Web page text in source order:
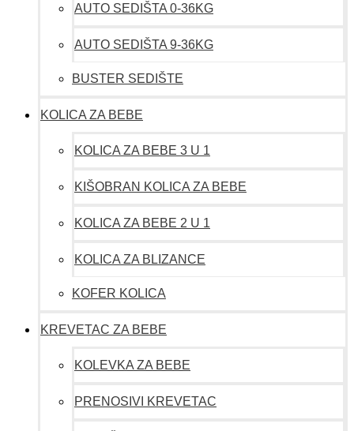
AUTO SEDIŠTA 0-36KG
AUTO SEDIŠTA 9-36KG
BUSTER SEDIŠTE
KOLICA ZA BEBE
KOLICA ZA BEBE 3 U 1
KIŠOBRAN KOLICA ZA BEBE
KOLICA ZA BEBE 2 U 1
KOLICA ZA BLIZANCE
KOFER KOLICA
KREVETAC ZA BEBE
KOLEVKA ZA BEBE
PRENOSIVI KREVETAC